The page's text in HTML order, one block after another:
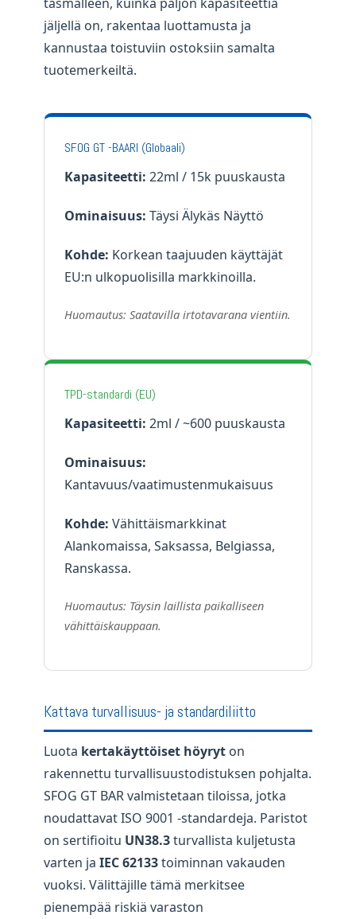
jäljellä on, rakentaa luottamusta ja
kannustaa toistuviin ostoksiin samalta
tuotemerkeiltä.
SFOG GT -BAARI (Globaali)
Kapasiteetti: 22ml / 15k puuskausta
Ominaisuus: Täysi Älykäs Näyttö
Kohde: Korkean taajuuden käyttäjät
EU:n ulkopuolisilla markkinoilla.
Huomautus: Saatavilla irtotavarana vientiin.
TPD-standardi (EU)
Kapasiteetti: 2ml / ~600 puuskausta
Ominaisuus:
Kantavuus/vaatimustenmukaisuus
Kohde: Vähittäismarkkinat
Alankomaissa, Saksassa, Belgiassa,
Ranskassa.
Huomautus: Täysin laillista paikalliseen
vähittäiskauppaan.
Kattava turvallisuus- ja standardiliitto
Luota kertakäyttöiset höyryt on
rakennettu turvallisuustodistuksen pohjalta.
SFOG GT BAR valmistetaan tiloissa, jotka
noudattavat ISO 9001 -standardeja. Paristot
on sertifioitu UN38.3turvallista kuljetusta
varten ja IEC 62133toiminnan vakauden
vuoksi. Välittäjille tämä merkitsee
pienempää riskiä varaston